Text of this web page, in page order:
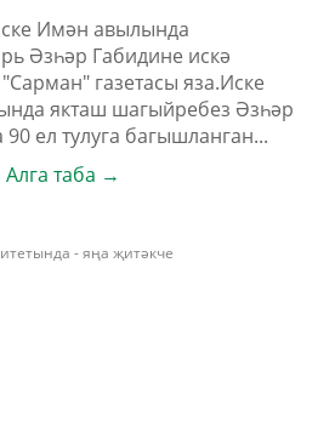
Имән авылында
Әзһәр Габидине искә
газетасы яза.Иске
якташ шагыйребез Әзһәр
ел тулуга багышланган...
Алга таба →